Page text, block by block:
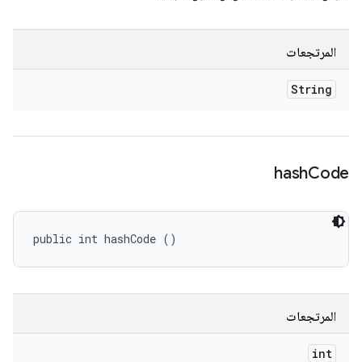
المرتجعات
String
hashCode
public int hashCode ()
المرتجعات
int